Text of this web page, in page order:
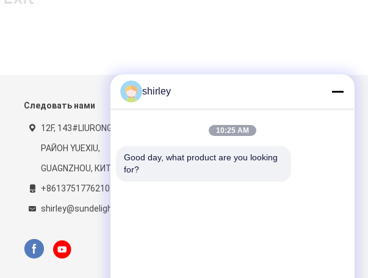
Следовать нами
12F, 143#LIURONG ДОРОГА,
РАЙОН YUEXIU,
GUAGNZHOU, КИТАЙ
+8613751776210
shirley@sundelight.com
shirley
10:25 AM
Good day, what product are you looking
for?